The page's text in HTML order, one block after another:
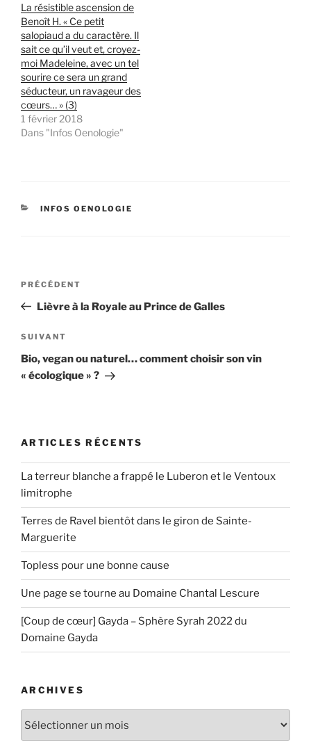
La résistible ascension de
Benoît H. « Ce petit
salopiaud a du caractère. Il
sait ce qu’il veut et, croyez-
moi Madeleine, avec un tel
sourire ce sera un grand
séducteur, un ravageur des
cœurs… » (3)
1 février 2018
Dans "Infos Oenologie"
CATÉGORIES
INFOS OENOLOGIE
Navigation
l’article
Article
précédent
PRÉCÉDENT
Lièvre à la Royale au Prince de Galles
Article
suivant
SUIVANT
Bio, vegan ou naturel… comment choisir son vin
« écologique » ?
ARTICLES RÉCENTS
La terreur blanche a frappé le Luberon et le Ventoux
limitrophe
Terres de Ravel bientôt dans le giron de Sainte-
Marguerite
Topless pour une bonne cause
Une page se tourne au Domaine Chantal Lescure
[Coup de cœur] Gayda – Sphère Syrah 2022 du
Domaine Gayda
ARCHIVES